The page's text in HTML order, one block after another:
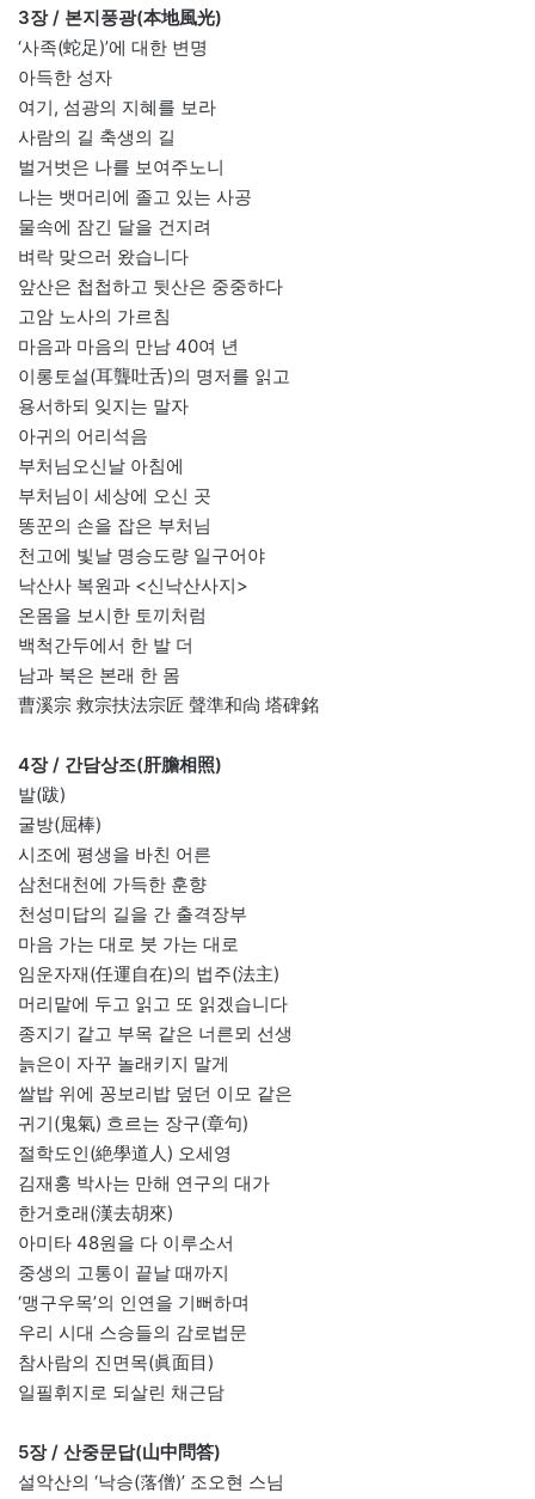
3장 / 본지풍광(本地風光)
‘사족(蛇足)’에 대한 변명
아득한 성자
여기, 섬광의 지혜를 보라
사람의 길 축생의 길
벌거벗은 나를 보여주노니
나는 뱃머리에 졸고 있는 사공
물속에 잠긴 달을 건지려
벼락 맞으러 왔습니다
앞산은 첩첩하고 뒷산은 중중하다
고암 노사의 가르침
마음과 마음의 만남 40여 년
이롱토설(耳聾吐舌)의 명저를 읽고
용서하되 잊지는 말자
아귀의 어리석음
부처님오신날 아침에
부처님이 세상에 오신 곳
똥꾼의 손을 잡은 부처님
천고에 빛날 명승도량 일구어야
낙산사 복원과 <신낙산사지>
온몸을 보시한 토끼처럼
백척간두에서 한 발 더
남과 북은 본래 한 몸
曹溪宗 救宗扶法宗匠 聲準和尙 塔碑銘
4장 / 간담상조(肝膽相照)
발(跋)
굴방(屈棒)
시조에 평생을 바친 어른
삼천대천에 가득한 훈향
천성미답의 길을 간 출격장부
마음 가는 대로 붓 가는 대로
임운자재(任運自在)의 법주(法主)
머리맡에 두고 읽고 또 읽겠습니다
종지기 같고 부목 같은 너른뫼 선생
늙은이 자꾸 놀래키지 말게
쌀밥 위에 꽁보리밥 덮던 이모 같은
귀기(鬼氣) 흐르는 장구(章句)
절학도인(絶學道人) 오세영
김재홍 박사는 만해 연구의 대가
한거호래(漢去胡來)
아미타 48원을 다 이루소서
중생의 고통이 끝날 때까지
‘맹구우목’의 인연을 기뻐하며
우리 시대 스승들의 감로법문
참사람의 진면목(眞面目)
일필휘지로 되살린 채근담
5장 / 산중문답(山中問答)
설악산의 ‘낙승(落僧)’ 조오현 스님